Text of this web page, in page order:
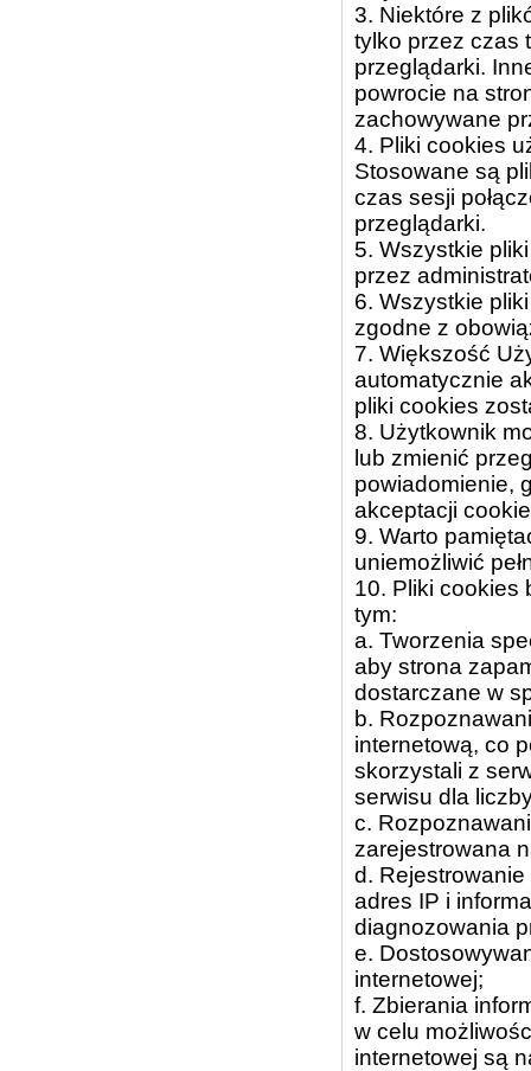
3. Niektóre z
tylko przez czas
przeglądarki.
powrocie na
zachowywane
4. Pliki cookies
Stosowane są
czas sesji
przeglądarki.
5. Wszystkie
przez
6. Wszystkie
zgodne z
7. Większość
automatycznie
pliki cookies
8. Użytkownik
lub zmienić
powiadomienie,
akceptacji
9. Warto
uniemożliwić
10. Pliki cookies
tym:
a. Tworzenia
aby strona
dostarczane w
b.
internetową, co
skorzystali z
serwisu dla
c.
zarejestrowana
d.
adres IP i
diagnozowania
e.
internetowej;
f. Zbierania
w celu
internetowej są